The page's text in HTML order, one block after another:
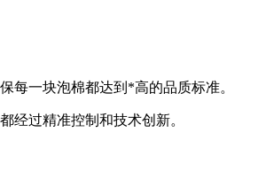
每一块泡棉都达到*高的品质标准。
经过精准控制和技术创新。